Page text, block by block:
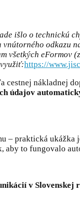
išlo o technickú
odkazu
všetkých eFormov
https://
cestnej nákladnej
údajov
– praktická ukážka
aby to fungovalo
v Slovenskej